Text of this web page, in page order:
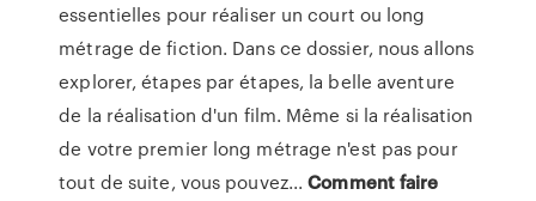
essentielles pour réaliser un court ou long
métrage de fiction. Dans ce dossier, nous allons
explorer, étapes par étapes, la belle aventure
de la réalisation d'un film. Même si la réalisation
de votre premier long métrage n'est pas pour
tout de suite, vous pouvez...Commentfaire